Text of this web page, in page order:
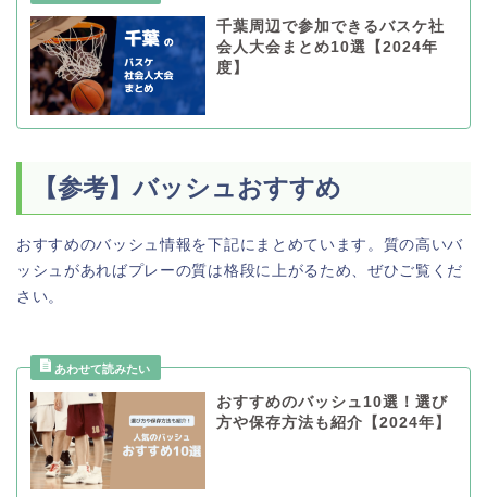
千葉周辺で参加できるバスケ社
会人大会まとめ10選【2024年
度】
【参考】バッシュおすすめ
おすすめのバッシュ情報を下記にまとめています。質の高いバ
ッシュがあればプレーの質は格段に上がるため、ぜひご覧くだ
さい。
おすすめのバッシュ10選！選び
方や保存方法も紹介【2024年】